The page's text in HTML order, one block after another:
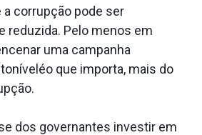
a corrupção pode ser
reduzida. Pelo menos em
uma campanha
que importa, mais do
dos governantes investir em